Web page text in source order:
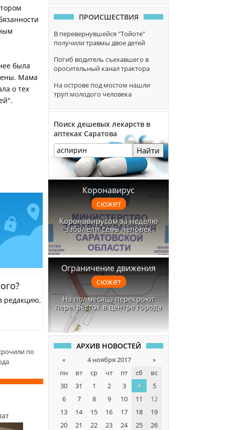
была
Мама
о тех
редакцию,
по
ПРОИСШЕСТВИЯ
В перевернувшейся "Тойоте"
получили травмы двое детей
Погиб водитель съехавшего в
оросительный канал трактора
На острове под мостом нашли
труп молодого человека
Поиск дешевых лекарств в
аптеках Саратова
Найти
Коронавирус
сюжет
Коронавирусом за неделю
заболели семь человек
Ограничение движения
сюжет
На полмесяца перекроют
перекрёсток в центре города
АРХИВ НОВОСТЕЙ
« 4 ноября 2017
»
пн
вт ср чт пт сб
вс
30
31 1 2 3 4
5
6
7 8 9 10 11
12
13
14 15 16 17 18
19
20
21 22 23 24 25
26